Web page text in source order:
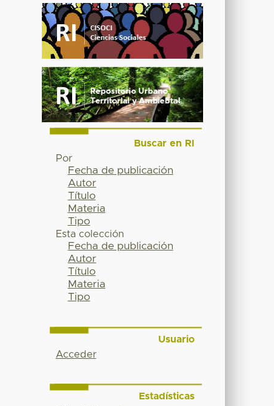
Buscar en RI
Por
Fecha de publicación
Autor
Título
Materia
Tipo
Esta colección
Fecha de publicación
Autor
Título
Materia
Tipo
Usuario
Acceder
Estadísticas